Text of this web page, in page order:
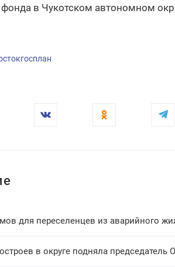
в Чукотском автономном
для переселенцев из аварийного
в округе подняла